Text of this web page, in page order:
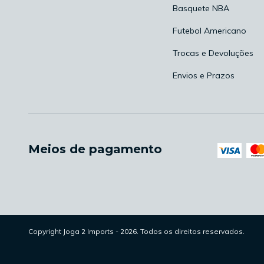
Basquete NBA
Futebol Americano
Trocas e Devoluções
Envios e Prazos
Meios de pagamento
Copyright Joga 2 Imports - 2026. Todos os direitos reservados.